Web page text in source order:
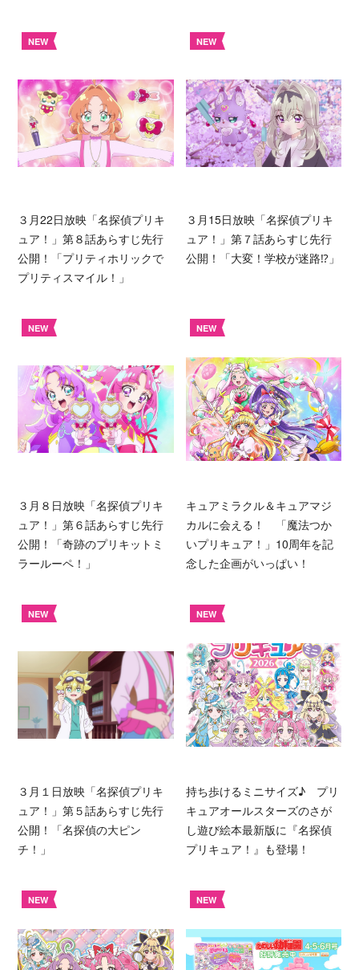
NEW
３月22日放映「名探偵プリキ
ュア！」第８話あらすじ先行
公開！「プリティホリックで
プリティスマイル！」
NEW
３月15日放映「名探偵プリキ
ュア！」第７話あらすじ先行
公開！「大変！学校が迷路⁉︎」
NEW
３月８日放映「名探偵プリキ
ュア！」第６話あらすじ先行
公開！「奇跡のプリキットミ
ラールーペ！」
NEW
キュアミラクル＆キュアマジ
カルに会える！ 「魔法つか
いプリキュア！」10周年を記
念した企画がいっぱい！
NEW
３月１日放映「名探偵プリキ
ュア！」第５話あらすじ先行
公開！「名探偵の大ピン
チ！」
NEW
持ち歩けるミニサイズ♪ プリ
キュアオールスターズのさが
し遊び絵本最新版に『名探偵
プリキュア！』も登場！
NEW NEW